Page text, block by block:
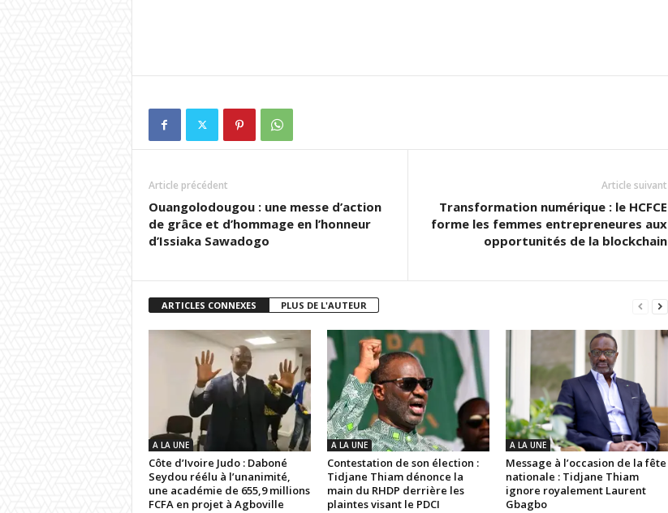
Article précédent
Ouangolodougou : une messe d’action
de grâce et d’hommage en l’honneur
d’Issiaka Sawadogo
Article suivant
Transformation numérique : le HCFCE
forme les femmes entrepreneures aux
opportunités de la blockchain
ARTICLES CONNEXES PLUS DE L'AUTEUR
A LA UNE
Côte d’Ivoire Judo : Daboné
Seydou réélu à l’unanimité,
une académie de 655,9 millions
FCFA en projet à Agboville
A LA UNE
Contestation de son élection :
Tidjane Thiam dénonce la
main du RHDP derrière les
plaintes visant le PDCI
A LA UNE
Message à l’occasion de la fête
nationale : Tidjane Thiam
ignore royalement Laurent
Gbagbo